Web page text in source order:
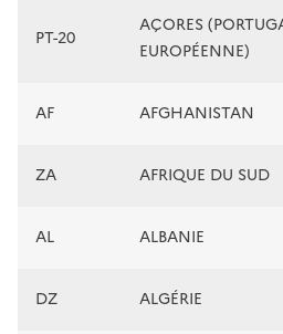
PT-20
AÇORES
EUROPÉENNE)
AF AFGHANISTAN
ZA AFRIQUE DU SUD
AL ALBANIE
DZ ALGÉRIE